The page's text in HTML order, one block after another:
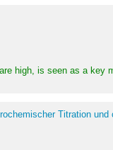
high, is seen as a key
Titration